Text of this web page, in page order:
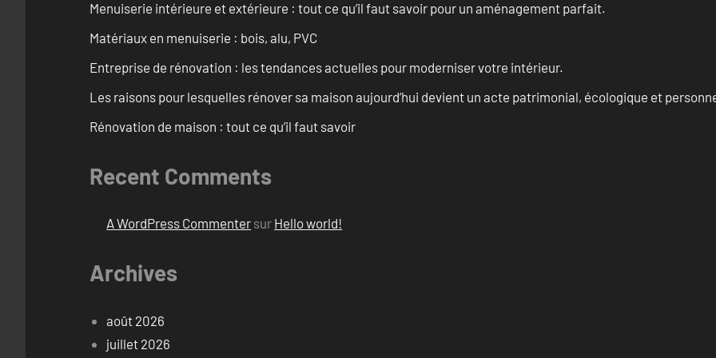
Menuiserie intérieure et extérieure : tout ce qu’il faut savoir pour un aménagement parfait.
Matériaux en menuiserie : bois, alu, PVC
Entreprise de rénovation : les tendances actuelles pour moderniser votre intérieur.
Les raisons pour lesquelles rénover sa maison aujourd’hui devient un acte patrimonial, écologique et
Rénovation de maison : tout ce qu’il faut savoir
Recent Comments
A WordPress Commenter sur Hello world!
Archives
août 2026
juillet 2026